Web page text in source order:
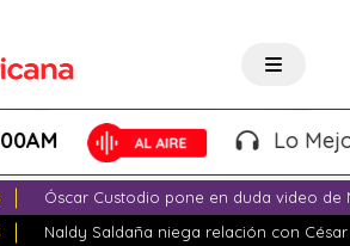
Lo Mejor
Óscar Custodio pone en duda video de
Naldy Saldaña niega relación con